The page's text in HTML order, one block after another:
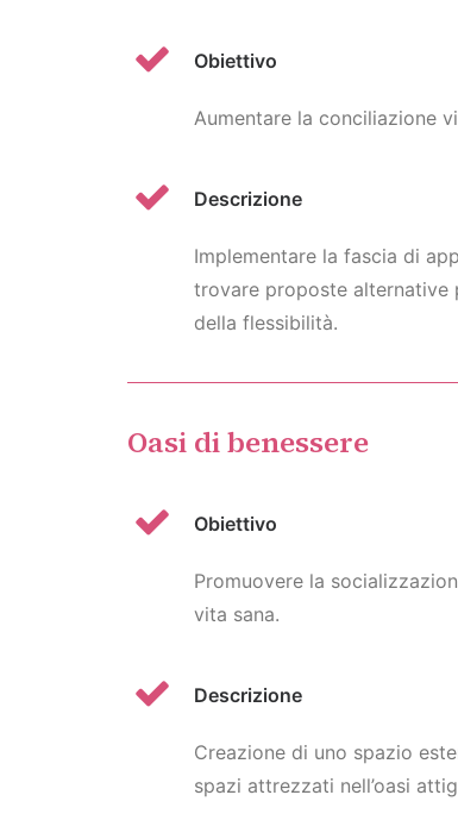
Obiettivo
Aumentare la conciliazione
Descrizione
Implementare la fascia di
trovare proposte alternative
della flessibilità.
Oasi di benessere
Obiettivo
Promuovere la
vita sana.
Descrizione
Creazione di uno spazio
spazi attrezzati nell’oasi